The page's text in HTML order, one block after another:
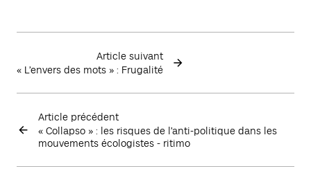
Article précédent
« Collapso » : les risques de l’anti-politique dans les
mouvements écologistes - ritimo
Article suivant
« L’envers des mots » : Frugalité